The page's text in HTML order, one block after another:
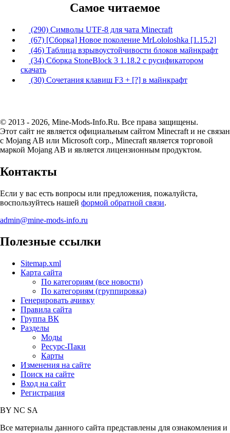
Самое читаемое
(290) Символы UTF-8 для чата Minecraft
(67) [Сборка] Новое поколение MrLololoshka [1.15.2]
(46) Таблица взрывоустойчивости блоков майнкрафт
(34) Сборка StoneBlock 3 1.18.2 с русификатором
скачать
(30) Сочетания клавиш F3 + [?] в майнкрафт
© 2013 - 2026, Mine-Mods-Info.Ru. Все права защищены.
Этот сайт не является официальным сайтом Minecraft и не связан
с Mojang AB или Microsoft corp., Minecraft является торговой
маркой Mojang AB и является лицензионным продуктом.
Контакты
Если у вас есть вопросы или предложения, пожалуйста,
воспользуйтесь нашей формой обратной связи.
admin@mine-mods-info.ru
Полезные ссылки
Sitemap.xml
Карта сайта
По категориям (все новости)
По категориям (группировка)
Генерировать ачивку
Правила сайта
Группа ВК
Разделы
Моды
Ресурс-Паки
Карты
Изменения на сайте
Поиск на сайте
Вход на сайт
Регистрация
BY NC SA
Все материалы данного сайта представлены для ознакомления и